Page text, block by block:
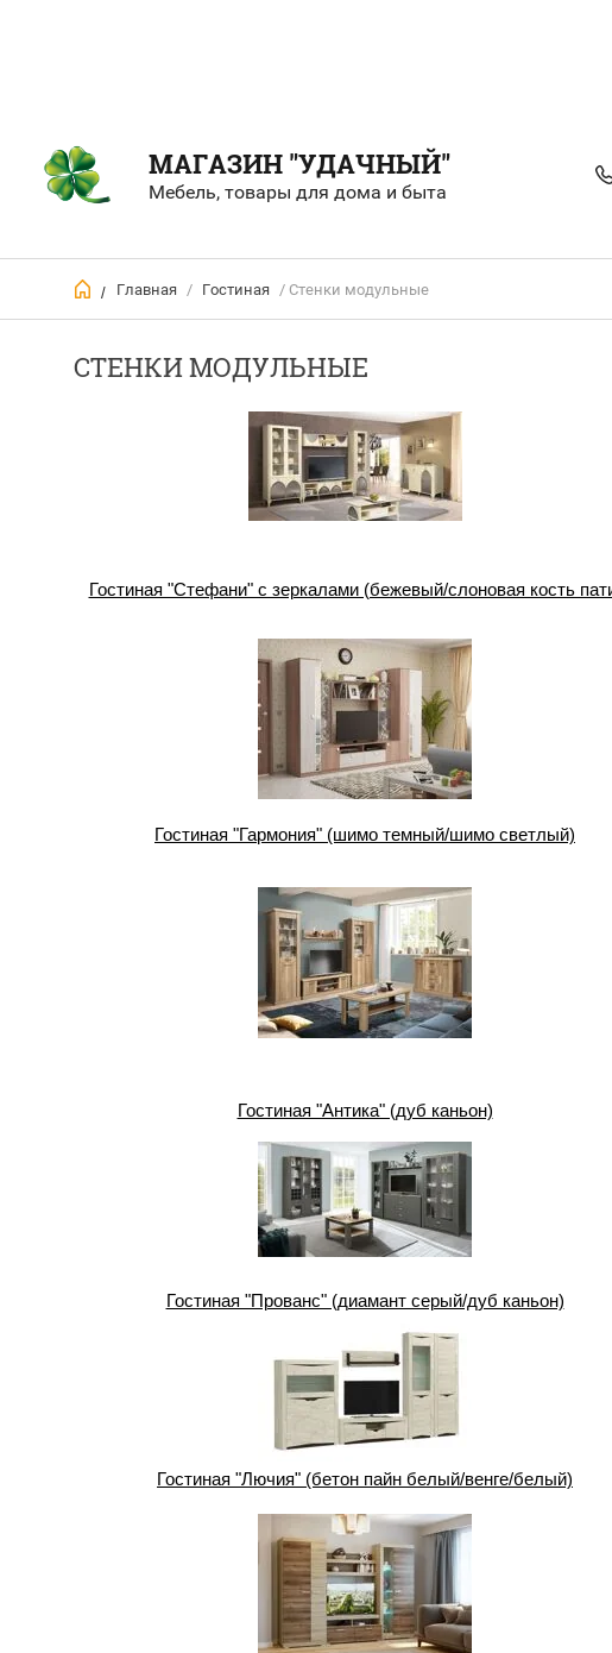
МАГАЗИН "УДАЧНЫЙ"
Мебель, товары для дома и быта
/ Главная / Гостиная / Стенки модульные
СТЕНКИ МОДУЛЬНЫЕ
Гостиная "Стефани" с зеркалами (бежевый/слоновая кость
Гостиная "Гармония" (шимо темный/шимо светлый)
Гостиная "Антика" (дуб каньон)
Гостиная "Прованс" (диамант серый/дуб каньон)
Гостиная "Лючия" (бетон пайн белый/венге/белый)